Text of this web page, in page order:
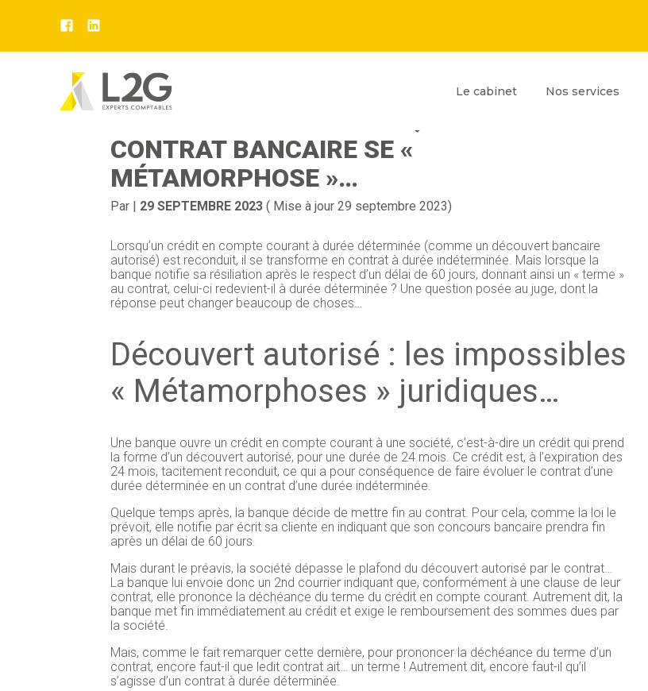
Aller
au
Le cabinet Nos services
CONTRAT BANCAIRE SE «
MÉTAMORPHOSE »…
Par | 29 SEPTEMBRE 2023 ( Mise à jour 29 septembre 2023)
Lorsqu’un crédit en compte courant à durée déterminée (comme un découvert bancaire
autorisé) est reconduit, il se transforme en contrat à durée indéterminée. Mais lorsque la
banque notifie sa résiliation après le respect d’un délai de 60 jours, donnant ainsi un « terme »
au contrat, celui-ci redevient-il à durée déterminée ? Une question posée au juge, dont la
réponse peut changer beaucoup de choses…
Découvert autorisé : les impossibles
« Métamorphoses » juridiques…
Une banque ouvre un crédit en compte courant à une société, c’est-à-dire un crédit qui prend
la forme d’un découvert autorisé, pour une durée de 24 mois. Ce crédit est, à l’expiration des
24 mois, tacitement reconduit, ce qui a pour conséquence de faire évoluer le contrat d’une
durée déterminée en un contrat d’une durée indéterminée.
Quelque temps après, la banque décide de mettre fin au contrat. Pour cela, comme la loi le
prévoit, elle notifie par écrit sa cliente en indiquant que son concours bancaire prendra fin
après un délai de 60 jours.
Mais durant le préavis, la société dépasse le plafond du découvert autorisé par le contrat…
La banque lui envoie donc un 2nd courrier indiquant que, conformément à une clause de leur
contrat, elle prononce la déchéance du terme du crédit en compte courant. Autrement dit, la
banque met fin immédiatement au crédit et exige le remboursement des sommes dues par
la société.
Mais, comme le fait remarquer cette dernière, pour prononcer la déchéance du terme d’un
contrat, encore faut-il que ledit contrat ait… un terme ! Autrement dit, encore faut-il qu’il
s’agisse d’un contrat à durée déterminée.